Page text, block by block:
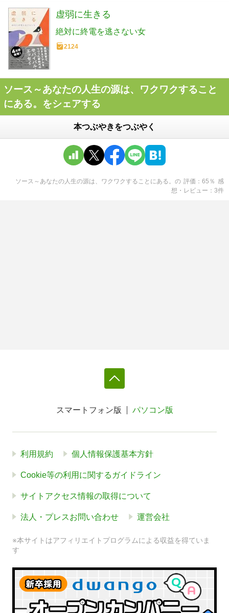
虚弱に生きる
絶対に終電を逃さない女
2124
ソース～あなたの人生の源は、ワクワクすること
にある。をシェアする
本つぶやきをつぶやく
ソース～あなたの人生の源は、ワクワクすることにある。 の 評価 65 ％ 感
想・レビュー
3件
スマートフォン版 パソコン版
利用規約 個人情報保護基本方針
Cookie等の利用に関するガイドライン
サイトアクセス情報の取得について
法人・プレスお問い合わせ 運営会社
※本サイトはアフィリエイトプログラムによる収益を得ていま
す